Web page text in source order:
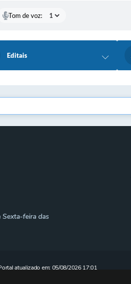
Tom de voz:
Editais
feira das
atualizado em: 05/08/2026 17:01